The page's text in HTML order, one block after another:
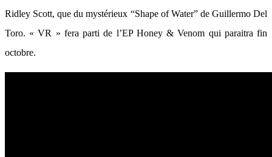
Ridley Scott, que du mystérieux “Shape of Water” de Guillermo Del
Toro. « VR » fera parti de l’EP Honey & Venom qui paraitra fin
octobre.